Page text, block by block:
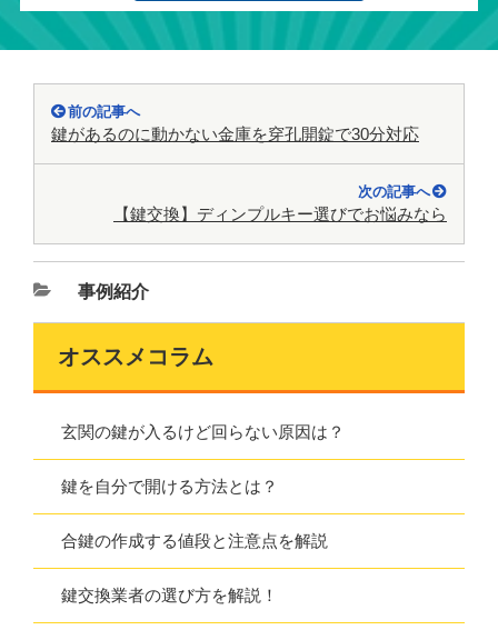
前の記事へ
鍵があるのに動かない金庫を穿孔開錠で30分対応
次の記事へ
【鍵交換】ディンプルキー選びでお悩みなら
事例紹介
オススメコラム
玄関の鍵が入るけど回らない原因は？
鍵を自分で開ける方法とは？
合鍵の作成する値段と注意点を解説
鍵交換業者の選び方を解説！